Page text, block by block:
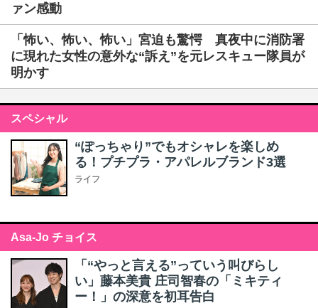
ァン感動
「怖い、怖い、怖い」宮迫も驚愕 真夜中に消防署
に現れた女性の意外な“訴え”を元レスキュー隊員が
明かす
スペシャル
“ぽっちゃり”でもオシャレを楽しめ
る！プチプラ・アパレルブランド3選
ライフ
Asa-Jo チョイス
「“やっと言える”っていう叫びらし
い」藤本美貴 庄司智春の「ミキティ
ー！」の深意を初耳告白